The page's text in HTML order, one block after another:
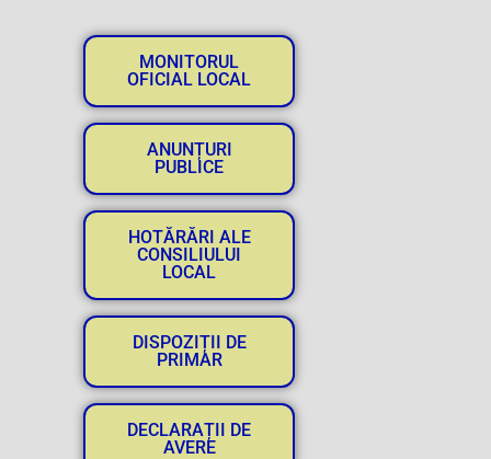
MONITORUL
OFICIAL LOCAL
ANUNȚURI
PUBLICE
HOTĂRĂRI ALE
CONSILIULUI
LOCAL
DISPOZIȚII DE
PRIMAR
DECLARAȚII DE
AVERE